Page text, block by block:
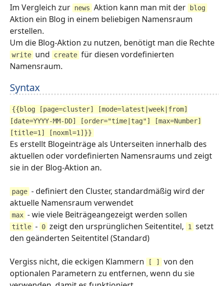
Im Vergleich zur news Aktion kann man mit der blog
Aktion ein Blog in einem beliebigen Namensraum
erstellen.
Um die Blog-Aktion zu nutzen, benötigt man die Rechte
write und create für diesen vordefinierten
Namensraum.
Syntax
{{blog [page=cluster] [mode=latest|week|from]
[date=YYYY-MM-DD] [order="time|tag"] [max=Number]
[title=1] [noxml=1]}}
Es erstellt Blogeinträge als Unterseiten innerhalb des
aktuellen oder vordefinierten Namensraums und zeigt
sie in der Blog-Aktion an.
page - definiert den Cluster, standardmäßig wird der
aktuelle Namensraum verwendet
max - wie viele Beiträgeangezeigt werden sollen
title - 0 zeigt den ursprünglichen Seitentitel, 1 setzt
den geänderten Seitentitel (Standard)
Vergiss nicht, die eckigen Klammern [ ]
von den
optionalen Parametern zu entfernen, wenn du sie